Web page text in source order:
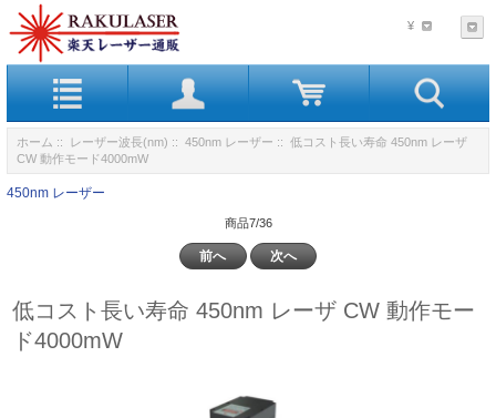
¥
ホーム :: レーザー波長(nm) :: 450nm レーザー :: 低コスト長い寿命 450nm レーザ
CW 動作モード4000mW
450nm レーザー
商品7/36
前へ 次へ
低コスト長い寿命 450nm レーザ CW 動作モー
ド4000mW